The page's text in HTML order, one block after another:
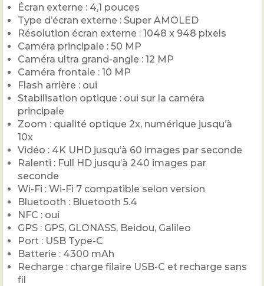
Écran externe : 4,1 pouces
Type d’écran externe : Super AMOLED
Résolution écran externe : 1048 x 948 pixels
Caméra principale : 50 MP
Caméra ultra grand-angle : 12 MP
Caméra frontale : 10 MP
Flash arrière : oui
Stabilisation optique : oui sur la caméra
principale
Zoom : qualité optique 2x, numérique jusqu’à
10x
Vidéo : 4K UHD jusqu’à 60 images par seconde
Ralenti : Full HD jusqu’à 240 images par
seconde
Wi-Fi : Wi-Fi 7 compatible selon version
Bluetooth : Bluetooth 5.4
NFC : oui
GPS : GPS, GLONASS, Beidou, Galileo
Port : USB Type-C
Batterie : 4300 mAh
Recharge : charge filaire USB-C et recharge sans
fil